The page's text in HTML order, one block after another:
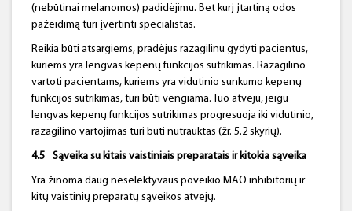
(nebūtinai melanomos) padidėjimu. Bet kurį įtartiną odos
pažeidimą turi įvertinti specialistas.
Reikia būti atsargiems, pradėjus razagilinu gydyti pacientus,
kuriems yra lengvas kepenų funkcijos sutrikimas. Razagilino
vartoti pacientams, kuriems yra vidutinio sunkumo kepenų
funkcijos sutrikimas, turi būti vengiama. Tuo atveju, jeigu
lengvas kepenų funkcijos sutrikimas progresuoja iki vidutinio,
razagilino vartojimas turi būti nutrauktas (žr. 5.2 skyrių).
4.5 Sąveika su kitais vaistiniais preparatais ir kitokia sąveika
Yra žinoma daug neselektyvaus poveikio MAO inhibitorių ir
kitų vaistinių preparatų sąveikos atvejų.